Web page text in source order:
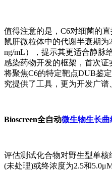
值得注意的是，C6对细菌的
鼠肝微粒体中的代谢半衰期为
ng/mL），提示其更适合静脉
感染药物开发的框架，首次
将聚焦C6的特定靶点DUB鉴
究提供了工具，更为开发广谱
Bioscreen全自动微生物生长曲
评估测试化合物对野生型单核
(未处理)或终浓度为2.5和